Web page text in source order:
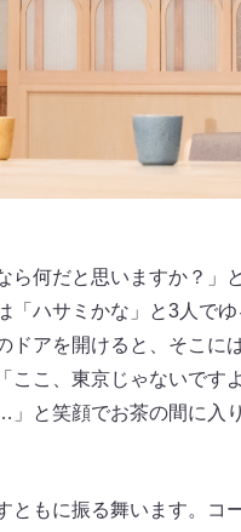
何だと思いますか？」
ハサミかな」と3人で
ドアを開けると、そこ
こ、東京じゃないです
と笑顔でお茶の間に入
もに振る舞います。コ